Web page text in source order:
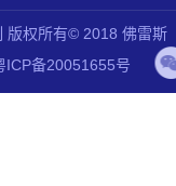
版权所有© 2018 佛雷斯
ICP备20051655号